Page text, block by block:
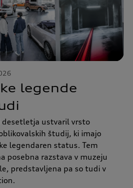
legende
desetletja ustvaril vrsto
študij, ki imajo
legendaren status. Tem
posebna razstava v muzeju
predstavljena pa so tudi v